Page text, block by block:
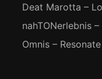
Deat Marotta –
nahTONerlebnis
Omnis – Resonate